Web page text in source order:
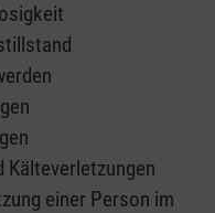
Kälteverletzungen
einer Person im